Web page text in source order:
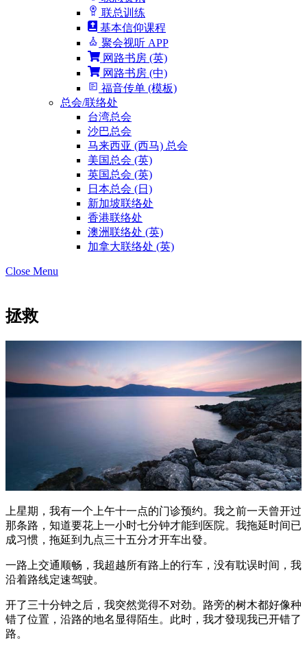
联总训练
基本信仰课程
聚会视听 APP
网路书房 (英)
网路书房 (中)
福音传单 (模板)
总会/联络处
台湾总会
沙巴总会
马来西亚 (西马) 总会
美国总会 (英)
英国总会 (英)
日本总会 (日)
新加坡联络处
香港联络处
澳洲联络处 (英)
加拿大联络处 (英)
Close Menu
拯救
上星期，我有一个上午十一点的门诊预约。我之前一天曾开过
那条路，知道要花上一小时七分钟才能到医院。我拖延时间已
成习惯，拖延到九点三十五分才开车出發。
一路上交通顺畅，我超越所有路上的行车，没有耽误时间，我
沿着路线定速驾驶。
开了三十分钟之后，我突然觉得不对劲。路旁的树木都好像种
错了位置，沿路的地名显得陌生。此时，我才發现我已开错了
路。